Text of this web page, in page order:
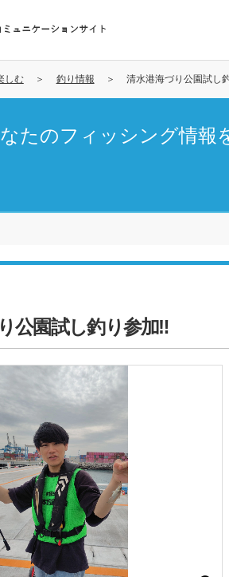
ュニケーションサイト
しむ 釣り情報 清水港海づり公園試し
たのフィッシング情報
公園試し釣り参加‼